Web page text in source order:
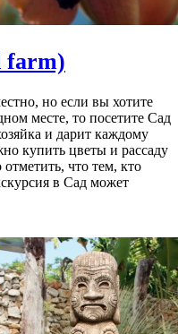
farm)
но если вы хотите
месте, то посетите Сад
и дарит каждому
купить цветы и рассаду
что тем, кто
в Сад может